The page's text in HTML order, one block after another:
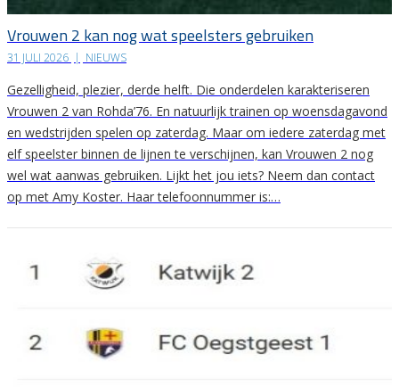
Vrouwen 2 kan nog wat speelsters gebruiken
31 JULI 2026 | NIEUWS
Gezelligheid, plezier, derde helft. Die onderdelen karakteriseren
Vrouwen 2 van Rohda’76. En natuurlijk trainen op woensdagavond
en wedstrijden spelen op zaterdag. Maar om iedere zaterdag met
elf speelster binnen de lijnen te verschijnen, kan Vrouwen 2 nog
wel wat aanwas gebruiken. Lijkt het jou iets? Neem dan contact
op met Amy Koster. Haar telefoonnummer is:…